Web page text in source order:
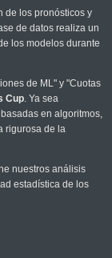
de los pronósticos y
de datos realiza un
los modelos durante
de ML" y "Cuotas
Cup. Ya sea
en algoritmos,
rigurosa de la
nuestros análisis
estadística de los